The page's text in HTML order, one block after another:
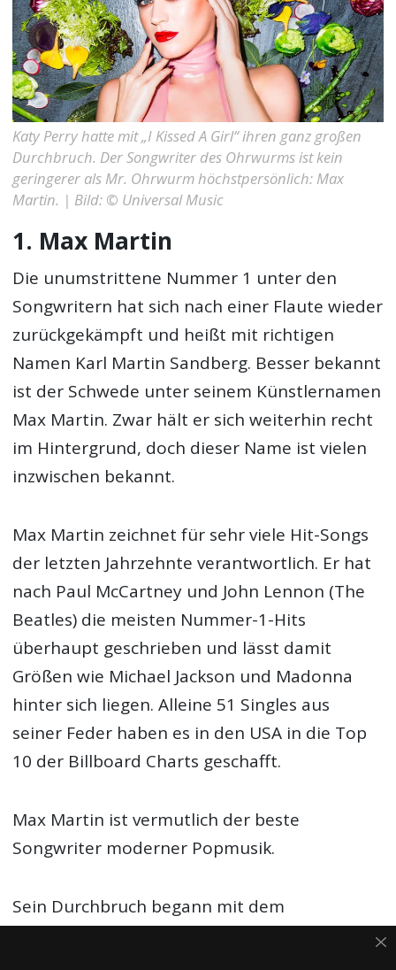
Katy Perry hatte mit „I Kissed A Girl“ ihren ganz großen
Durchbruch. Der Songwriter des Ohrwurms ist kein
geringerer als Mr. Ohrwurm höchstpersönlich: Max
Martin. | Bild: © Universal Music
1. Max Martin
Die unumstrittene Nummer 1 unter den
Songwritern hat sich nach einer Flaute wieder
zurückgekämpft und heißt mit richtigen
Namen Karl Martin Sandberg. Besser bekannt
ist der Schwede unter seinem Künstlernamen
Max Martin. Zwar hält er sich weiterhin recht
im Hintergrund, doch dieser Name ist vielen
inzwischen bekannt.
Max Martin zeichnet für sehr viele Hit-Songs
der letzten Jahrzehnte verantwortlich. Er hat
nach Paul McCartney und John Lennon (The
Beatles) die meisten Nummer-1-Hits
überhaupt geschrieben und lässt damit
Größen wie Michael Jackson und Madonna
hinter sich liegen. Alleine 51 Singles aus
seiner Feder haben es in den USA in die Top
10 der Billboard Charts geschafft.
Max Martin ist vermutlich der beste
Songwriter moderner Popmusik.
Sein Durchbruch begann mit dem